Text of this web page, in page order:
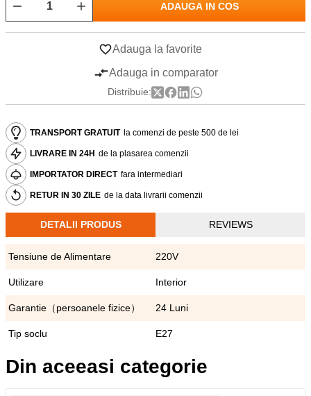
ADAUGA IN COS
Adauga la favorite
Adauga in comparator
Distribuie:
TRANSPORT GRATUIT la comenzi de peste 500 de lei
LIVRARE IN 24H de la plasarea comenzii
IMPORTATOR DIRECT fara intermediari
RETUR IN 30 ZILE de la data livrarii comenzii
DETALII PRODUS REVIEWS
Tensiune de Alimentare 220V
Utilizare Interior
Garantie（persoanele fizice） 24 Luni
Tip soclu E27
Din aceeasi categorie